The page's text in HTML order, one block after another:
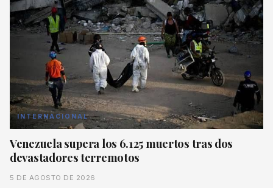
INTERNACIONAL
Venezuela supera los 6.125 muertos tras dos
devastadores terremotos
5 DE AGOSTO DE 2026